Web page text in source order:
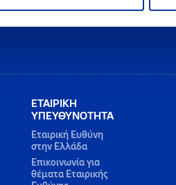
ΕΤΑΙΡΙΚΗ
ΥΠΕΥΘΥΝΟΤΗΤΑ
Εταιρική Ευθύνη
στην Ελλάδα
Επικοινωνία για
θέματα Εταιρικής